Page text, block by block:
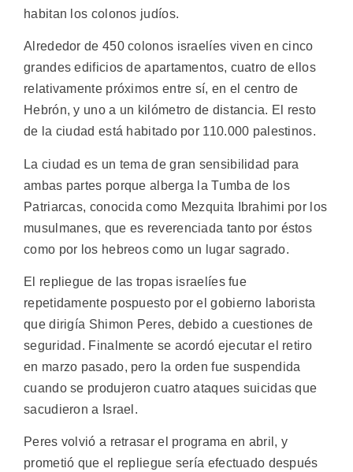
habitan los colonos judíos.
Alrededor de 450 colonos israelíes viven en cinco
grandes edificios de apartamentos, cuatro de ellos
relativamente próximos entre sí, en el centro de
Hebrón, y uno a un kilómetro de distancia. El resto
de la ciudad está habitado por 110.000 palestinos.
La ciudad es un tema de gran sensibilidad para
ambas partes porque alberga la Tumba de los
Patriarcas, conocida como Mezquita Ibrahimi por los
musulmanes, que es reverenciada tanto por éstos
como por los hebreos como un lugar sagrado.
El repliegue de las tropas israelíes fue
repetidamente pospuesto por el gobierno laborista
que dirigía Shimon Peres, debido a cuestiones de
seguridad. Finalmente se acordó ejecutar el retiro
en marzo pasado, pero la orden fue suspendida
cuando se produjeron cuatro ataques suicidas que
sacudieron a Israel.
Peres volvió a retrasar el programa en abril, y
prometió que el repliegue sería efectuado después